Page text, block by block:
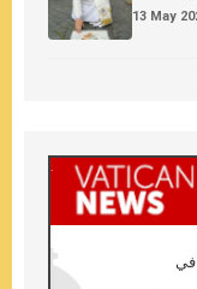
13 May
في